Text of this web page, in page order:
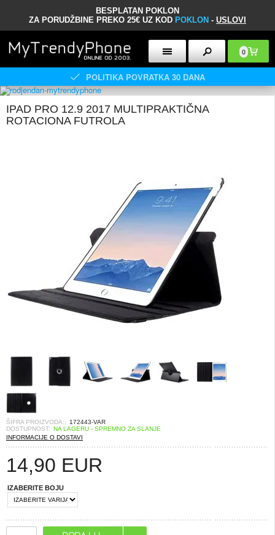
BESPLATAN POKLON
ZA PORUDŽBINE PREKO 25€ UZ KOD POKLON - USLOVI
0
POLITIKA POVRATKA 30 DANA
IPAD PRO 12.9 2017 MULTIPRAKTIČNA
ROTACIONA FUTROLA
ŠIFRA PROIZVODA::
172443-VAR
DOSTUPNOST: NA LAGERU - SPREMNO ZA SLANJE
INFORMACIJE O DOSTAVI
14,90 EUR
IZABERITE BOJU